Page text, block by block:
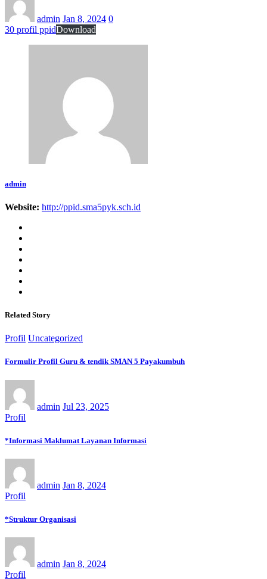
admin Jan 8, 2024 0
30 profil ppidDownload
admin
Website: http://ppid.sma5pyk.sch.id
Related Story
Profil Uncategorized
Formulir Profil Guru & tendik SMAN 5 Payakumbuh
admin Jul 23, 2025
Profil
*Informasi Maklumat Layanan Informasi
admin Jan 8, 2024
Profil
*Struktur Organisasi
admin Jan 8, 2024
Profil